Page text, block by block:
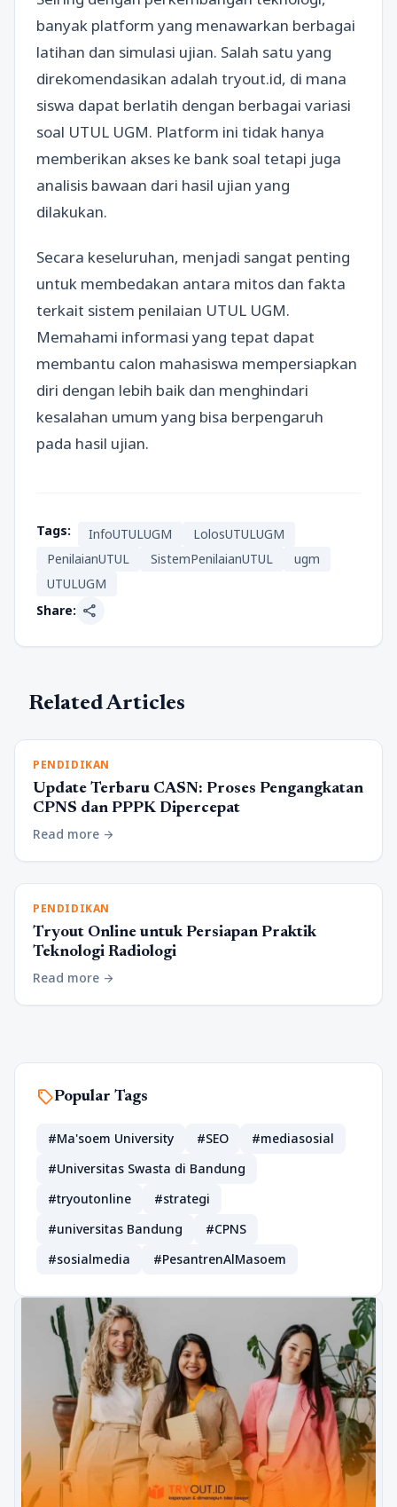
banyak platform yang menawarkan berbagai
latihan dan simulasi ujian. Salah satu yang
direkomendasikan adalah tryout.id, di mana
siswa dapat berlatih dengan berbagai variasi
soal UTUL UGM. Platform ini tidak hanya
memberikan akses ke bank soal tetapi juga
analisis bawaan dari hasil ujian yang
dilakukan.
Secara keseluruhan, menjadi sangat penting
untuk membedakan antara mitos dan fakta
terkait sistem penilaian UTUL UGM.
Memahami informasi yang tepat dapat
membantu calon mahasiswa mempersiapkan
diri dengan lebih baik dan menghindari
kesalahan umum yang bisa berpengaruh
pada hasil ujian.
Tags: InfoUTULUGM
LolosUTULUGM
PenilaianUTUL
SistemPenilaianUTUL
ugm
UTULUGM
Share: share
Related Articles
PENDIDIKAN
Update Terbaru CASN: Proses Pengangkatan
CPNS dan PPPK Dipercepat
Read more arrow_forward
PENDIDIKAN
Tryout Online untuk Persiapan Praktik
Teknologi Radiologi
Read more arrow_forward
sellPopular Tags
#Ma'soem University #SEO
#mediasosial
#Universitas Swasta di Bandung
#tryoutonline
#strategi
#universitas Bandung
#CPNS
#sosialmedia
#PesantrenAlMasoem